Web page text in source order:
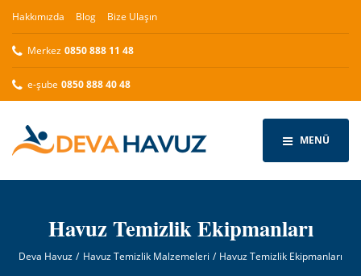
Hakkımızda Blog Bize Ulaşın
Merkez 0850 888 11 48
e-şube 0850 888 40 48
MENÜ
Havuz Temizlik Ekipmanları
Deva Havuz Havuz Temizlik Malzemeleri Havuz Temizlik Ekipmanları